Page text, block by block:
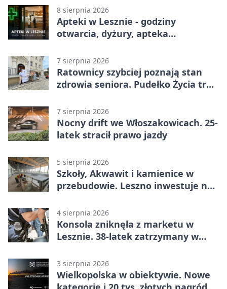
8 sierpnia 2026
Apteki w Lesznie - godziny
otwarcia, dyżury, apteka
7 sierpnia 2026
Ratownicy szybciej poznają stan
zdrowia seniora. Pudełko Życia trafi
7 sierpnia 2026
Nocny drift we Włoszakowicach. 25-
latek stracił prawo jazdy
5 sierpnia 2026
Szkoły, Akwawit i kamienice w
przebudowie. Leszno inwestuje na
4 sierpnia 2026
Konsola zniknęła z marketu w
Lesznie. 38-latek zatrzymany w
3 sierpnia 2026
Wielkopolska w obiektywie. Nowe